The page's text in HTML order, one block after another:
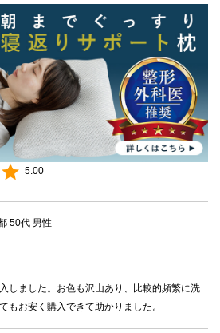
5.00
50代 男性
しました。お色も沢山あり、比較的頻繁に洗
もお安く購入できて助かりました。